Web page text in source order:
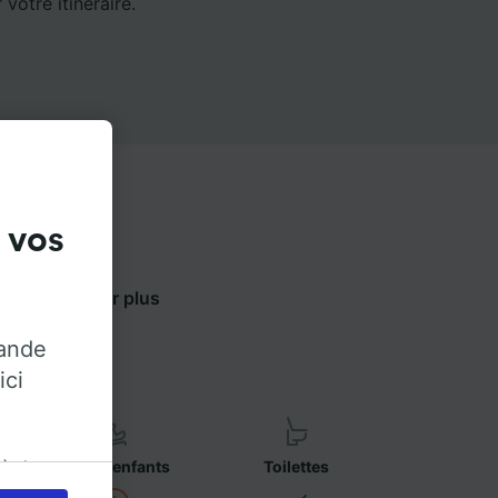
pour plus
Sièges enfants Toilettes
des
les